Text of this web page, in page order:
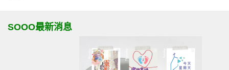
SOOO最新消息